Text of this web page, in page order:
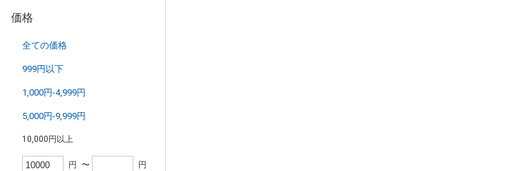
価格
全ての価格
999円以下
1,000円-4,999円
5,000円-9,999円
10,000円以上
円 〜 円